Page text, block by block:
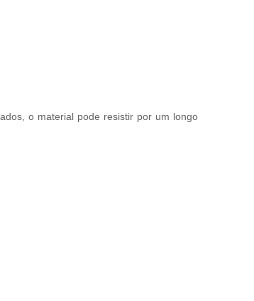
o material pode resistir por um longo